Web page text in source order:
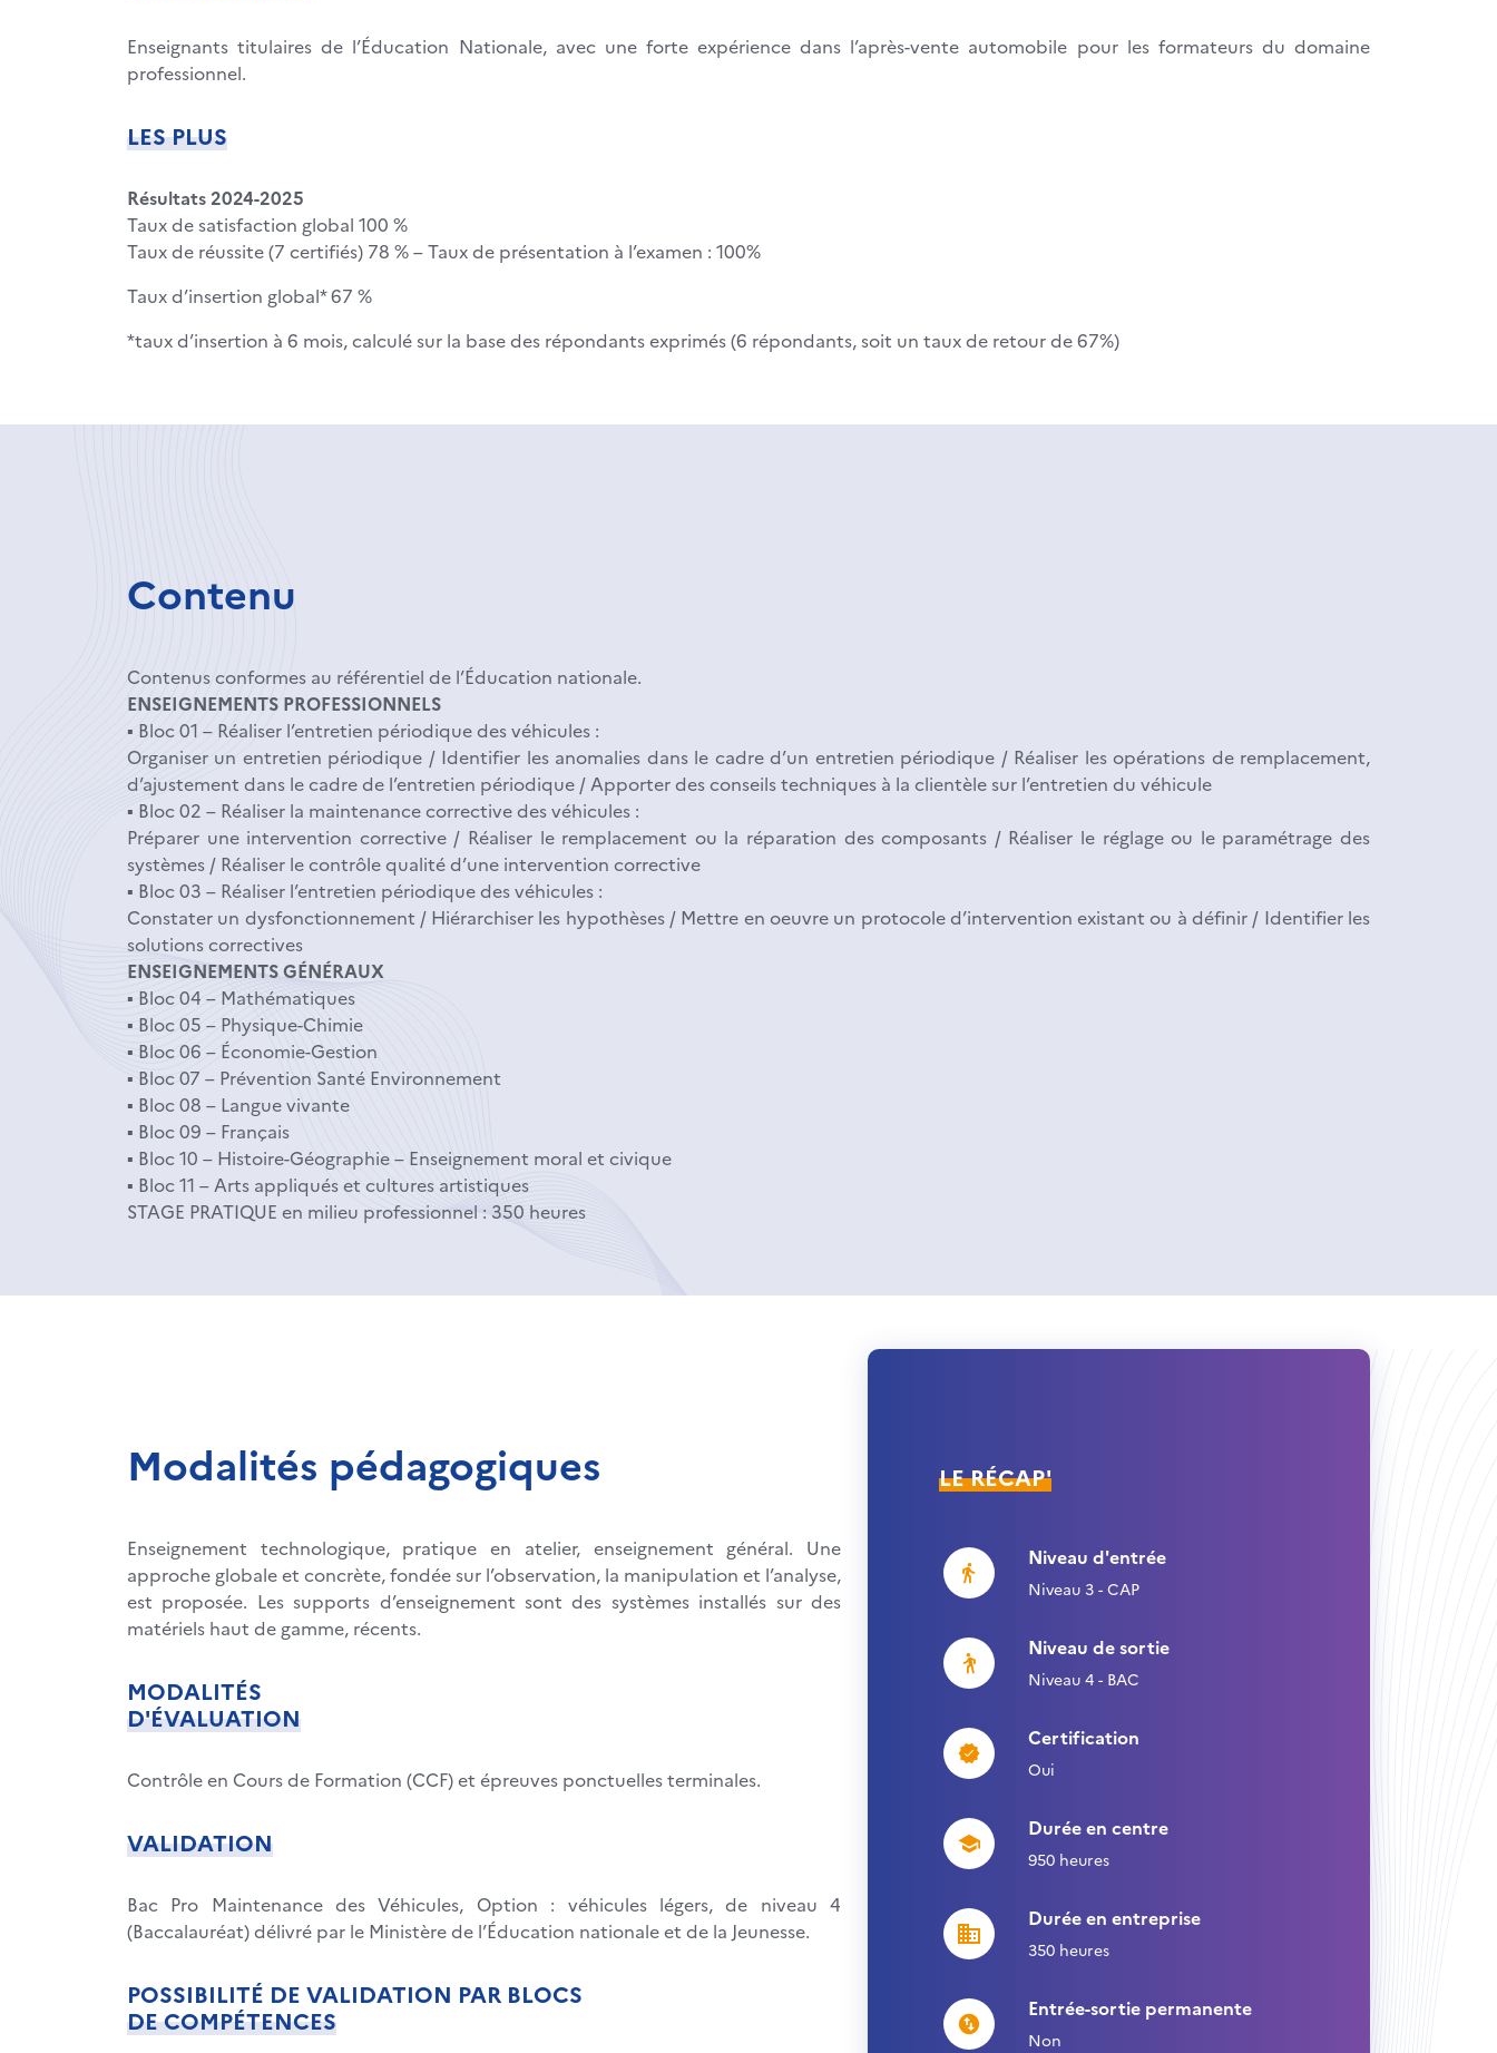
Enseignants titulaires de l’Éducation Nationale, avec une forte expérience dans l’après-vente automobile pour les formateurs du domaine
professionnel.
LES PLUS
Résultats 2024-2025
Taux de satisfaction global 100 %
Taux de réussite (7 certifiés) 78 % – Taux de présentation à l’examen : 100%
Taux d’insertion global* 67 %
*taux d’insertion à 6 mois, calculé sur la base des répondants exprimés (6 répondants, soit un taux de retour de 67%)
Contenu
Contenus conformes au référentiel de l’Éducation nationale.
ENSEIGNEMENTS PROFESSIONNELS
▪ Bloc 01 – Réaliser l’entretien périodique des véhicules :
Organiser un entretien périodique / Identifier les anomalies dans le cadre d’un entretien périodique / Réaliser les opérations de remplacement,
d’ajustement dans le cadre de l’entretien périodique / Apporter des conseils techniques à la clientèle sur l’entretien du véhicule
▪ Bloc 02 – Réaliser la maintenance corrective des véhicules :
Préparer une intervention corrective / Réaliser le remplacement ou la réparation des composants / Réaliser le réglage ou le paramétrage des
systèmes / Réaliser le contrôle qualité d’une intervention corrective
▪ Bloc 03 – Réaliser l’entretien périodique des véhicules :
Constater un dysfonctionnement / Hiérarchiser les hypothèses / Mettre en oeuvre un protocole d’intervention existant ou à définir / Identifier les
solutions correctives
ENSEIGNEMENTS GÉNÉRAUX
▪ Bloc 04 – Mathématiques
▪ Bloc 05 – Physique-Chimie
▪ Bloc 06 – Économie-Gestion
▪ Bloc 07 – Prévention Santé Environnement
▪ Bloc 08 – Langue vivante
▪ Bloc 09 – Français
▪ Bloc 10 – Histoire-Géographie – Enseignement moral et civique
▪ Bloc 11 – Arts appliqués et cultures artistiques
STAGE PRATIQUE en milieu professionnel : 350 heures
Modalités pédagogiques
Enseignement technologique, pratique en atelier, enseignement général. Une
approche globale et concrète, fondée sur l’observation, la manipulation et l’analyse,
est proposée. Les supports d’enseignement sont des systèmes installés sur des
matériels haut de gamme, récents.
MODALITÉS
D'ÉVALUATION
Contrôle en Cours de Formation (CCF) et épreuves ponctuelles terminales.
VALIDATION
Bac Pro Maintenance des Véhicules, Option : véhicules légers, de niveau 4
(Baccalauréat) délivré par le Ministère de l’Éducation nationale et de la Jeunesse.
POSSIBILITÉ DE VALIDATION PAR BLOCS
DE COMPÉTENCES
LE RÉCAP'
Niveau d'entrée
Niveau 3 - CAP
Niveau de sortie
Niveau 4 - BAC
Certification
Oui
Durée en centre
950 heures
Durée en entreprise
350 heures
Entrée-sortie permanente
Non